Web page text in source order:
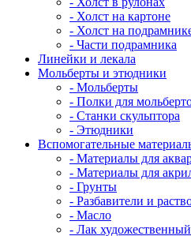
- Холст на картоне
- Холст на
- Части подрамника
Линейки и лекала
Мольберты и этюдники
- Мольберты
- Полки для
- Станки скульптора
- Этюдники
Вспомогательные
- Материалы для
- Материалы для
- Грунты
- Разбавители и
- Масло
- Лак художественный